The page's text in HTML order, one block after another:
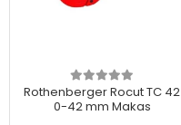
Rothenberger Rocut TC 42
0-42 mm Makas